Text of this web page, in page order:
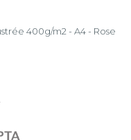
400g/m2 - A4 - Rose